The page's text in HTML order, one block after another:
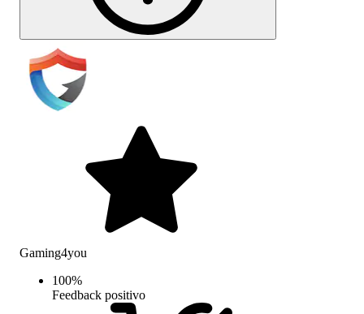
Gaming4you
100%
Feedback positivo